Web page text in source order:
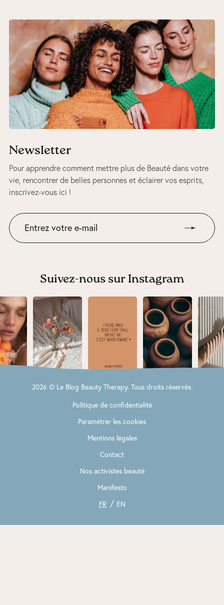
Newsletter
Pour apprendre comment mettre plus de Beauté dans votre
vie, rencontrer de belles personnes et éclairer vos esprits,
inscrivez-vous ici !
Suivez-nous sur Instagram
2026 © Le Blog Beauty Therapy. Tous droits réservés.
Politique de confidentialité
Paramétrer les cookies
Mentions légales
Contact
Nos activistes beauté
Manifesto
FR
EN